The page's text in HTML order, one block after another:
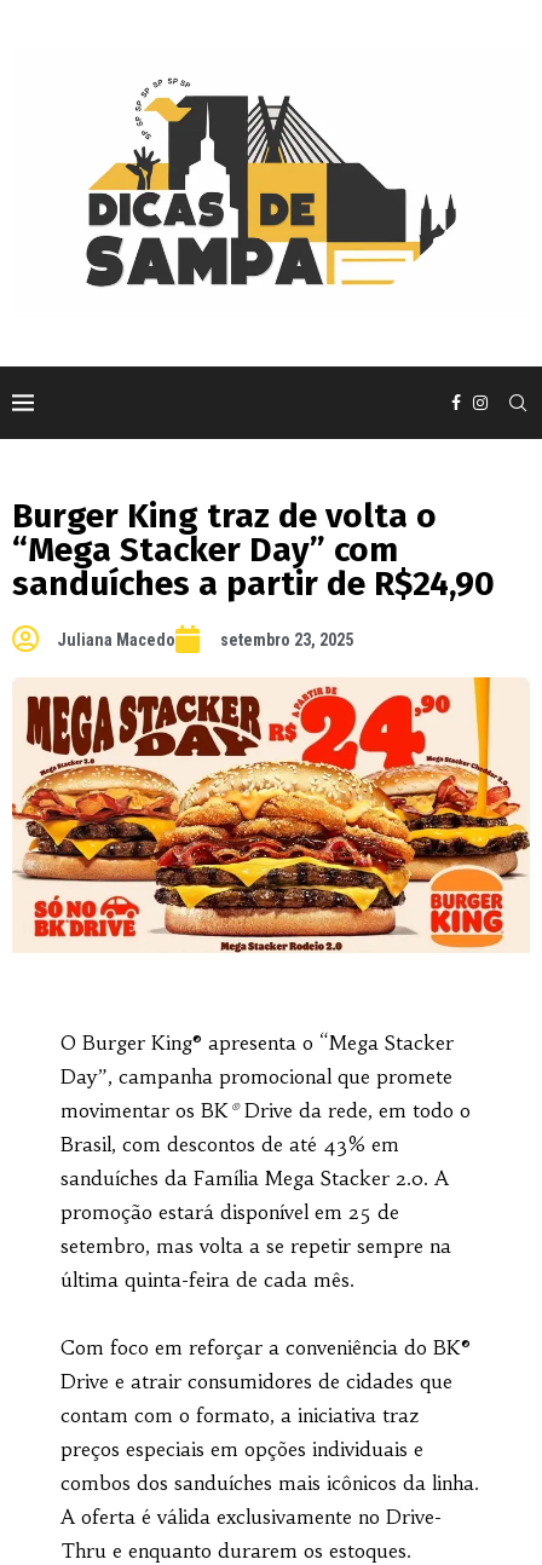
Burger King traz de volta o
“Mega Stacker Day” com
sanduíches a partir de R$24,90
Juliana Macedo setembro 23, 2025
O Burger King® apresenta o “Mega Stacker
Day”, campanha promocional que promete
movimentar os BK®Drive da rede, em todo o
Brasil, com descontos de até 43% em
sanduíches da Família Mega Stacker 2.0. A
promoção estará disponível em 25 de
setembro, mas volta a se repetir sempre na
última quinta-feira de cada mês.
Com foco em reforçar a conveniência do BK®
Drive e atrair consumidores de cidades que
contam com o formato, a iniciativa traz
preços especiais em opções individuais e
combos dos sanduíches mais icônicos da linha.
A oferta é válida exclusivamente no Drive-
Thru e enquanto durarem os estoques.